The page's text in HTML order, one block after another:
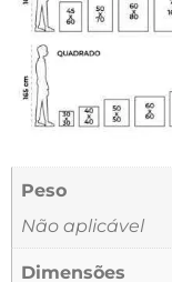
Peso
Não aplicável
Dimensões